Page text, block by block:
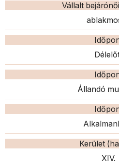
Vállalt
Állandó
Kerület
XIV.